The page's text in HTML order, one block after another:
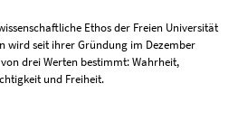
Ethos der Freien Universität
wird seit ihrer Gründung im Dezember
von drei Werten bestimmt: Wahrheit,
und Freiheit.